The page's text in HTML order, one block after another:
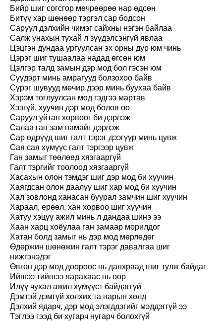
Бийр шиг согсгор мөчрөөрөө нар өдсөн
Битүү хар шөнөөр тэргэл сар бодсон
Саруул дэлхийн чимэг сайхны нэгэн байлаа
Салж унахын тухай л зүүдэлсэнгүй явлаа
Цэцгэн дундаа ургуулсан эх орны дур юм чинь
Цэрэг шиг тушаалаа надад өгсөн юм
Цэлгэр талд замын дэр мод бол гэсэн юм
Сүүдэрт минь амрагууд болзохоо байв
Сүрэг шувууд мөчир дээр минь буухаа байв
Хэрэм тоглуулсан мод гэдгээ мартав
Хээгүй, хуучин дэр мод болов оо
Саруул уйтан хорвоог би дэрлэж
Салаа ган зам намайг дэрлэж
Сар өдрүүд шиг галт тэрэг дээгүүр минь цувж
Сая сая хүмүүс галт тэргээр цувж
Ган замыг төөлөөд хязгааргүй
Галт тэргийг тоолоод хязгааргүй
Хасахын олон тэмдэг шиг дэр мод би хуучин
Хаягдсан олон даалуу шиг хар мод би хуучин
Хал зовлонд ханасан буурал замчин шиг хуучин
Хараал, ерөөл, хан хорвоо шиг хуучин
Хатуу хэцүү ажил минь л дандаа шинэ ээ
Хаан харц хоёулаа ган замаар морилдог
Хатан болд замыг нь дэр мод мөрлөдөг
Өдөржин шөнөжин галт тэрэг давалгаа шиг
нижгэнэдэг
Өвгөн дэр мод доороос нь данхраад шиг тулж байдаг
Ийшээ тийшээ яарахаас нь өөр
Илүү чухал ажил хүмүүст байдаггүй
Дэмтэй дэмгүй холхих та нарын хөлд
Дэлхий ядарч, дэр мод элэгддэгийг мэддэггүй ээ
Тэглээ гээд би хугарч нугарч болохгүй